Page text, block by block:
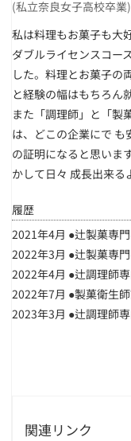
(私立奈良女子高校卒業)
私は料理もお菓子も大
ダブルライセンスコー
した。料理とお菓子の
と経験の幅はもちろん
また「調理師」と「製
は、どこの企業にで も
の証明になると思いま
かして日々 成長出来る
履歴
2021年4月 ●辻製菓専
2022年3月 ●辻製菓専
2022年4月 ●辻調理師
2022年7月 ●製菓衛生
2023年3月 ●辻調理師
関連リンク